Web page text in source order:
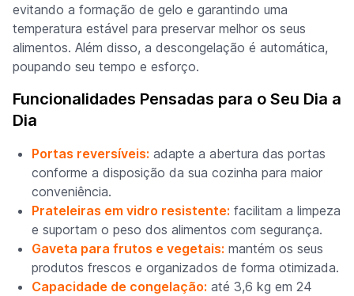
evitando a formação de gelo e garantindo uma
temperatura estável para preservar melhor os seus
alimentos. Além disso, a descongelação é automática,
poupando seu tempo e esforço.
Funcionalidades Pensadas para o Seu Dia a
Dia
Portas reversíveis: adapte a abertura das portas
conforme a disposição da sua cozinha para maior
conveniência.
Prateleiras em vidro resistente: facilitam a limpeza
e suportam o peso dos alimentos com segurança.
Gaveta para frutos e vegetais: mantém os seus
produtos frescos e organizados de forma otimizada.
Capacidade de congelação: até 3,6 kg em 24